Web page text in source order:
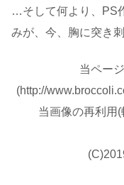
…そして何より、PS
みが、今、胸に突き
当ペー
(http://
当画像の再利用(